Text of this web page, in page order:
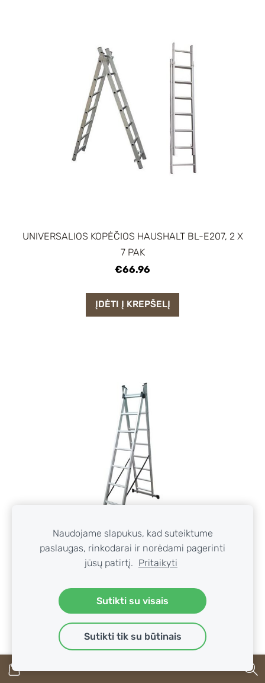
UNIVERSALIOS KOPĖČIOS HAUSHALT BL-E207, 2 X
7 PAK
€66.96
ĮDĖTI Į KREPŠELĮ
UNIVERSALIOS KOPĖČIOS HAUSHALT BL-E208, 2 X
8 PAK
€86.03
Naudojame slapukus, kad suteiktume
paslaugas, rinkodarai ir norėdami pagerinti
jūsų patirtį. Pritaikyti
Sutikti su visais
Sutikti tik su būtinais